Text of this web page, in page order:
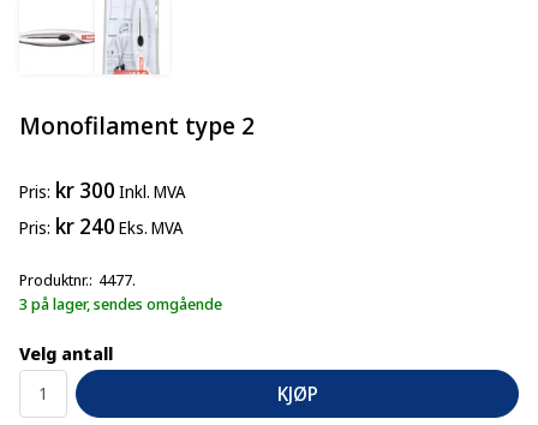
Monofilament type 2
Pris kr 300 Inkl. MVA
Pris kr 240 Eks. MVA
Produktnr. 4477.
3 på lager, sendes omgående
Velg antall
KJØP